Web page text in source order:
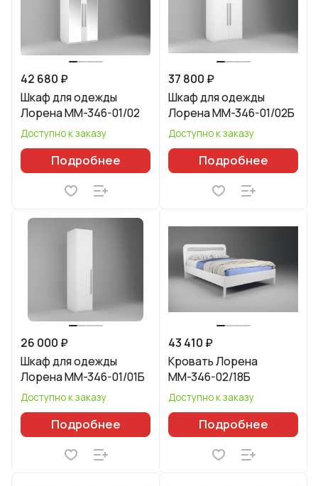
42 680 ₽
Шкаф для одежды
Лорена ММ-346-01/02
Доступно к заказу
Подробнее
37 800 ₽
Шкаф для одежды
Лорена ММ-346-01/02Б
Доступно к заказу
Подробнее
26 000 ₽
Шкаф для одежды
Лорена ММ-346-01/01Б
Доступно к заказу
Подробнее
43 410 ₽
Кровать Лорена
ММ-346-02/18Б
Доступно к заказу
Подробнее